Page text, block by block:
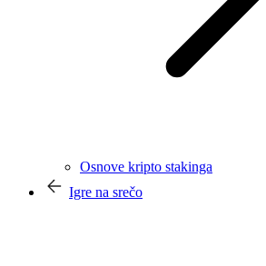
Osnove kripto stakinga
Igre na srečo